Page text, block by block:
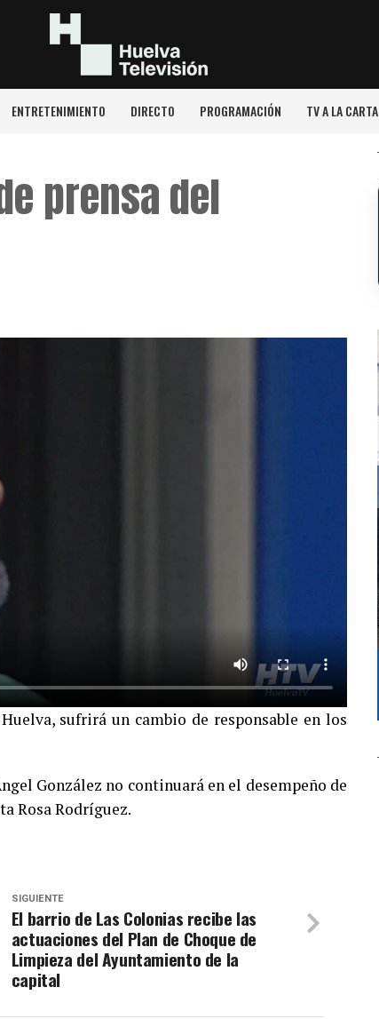
ENTRETENIMIENTO DIRECTO PROGRAMACIÓN TV A LA CARTA
prensa del
sufrirá un cambio de responsable en los
González no continuará en el desempeño de
Rosa Rodríguez.
SIGUIENTE
El barrio de Las Colonias recibe las
actuaciones del Plan de Choque de
Limpieza del Ayuntamiento de la
capital